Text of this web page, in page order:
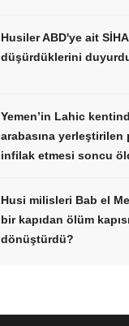
Husiler ABD'ye ait
düşürdüklerini
Yemen’in Lahic
arabasına yerleştirilen
infilak etmesi soncu
Husi milisleri Bab el
bir kapıdan ölüm
dönüştürdü?